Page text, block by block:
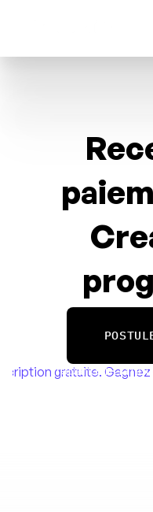
Associez-
répandant la
gratuite.